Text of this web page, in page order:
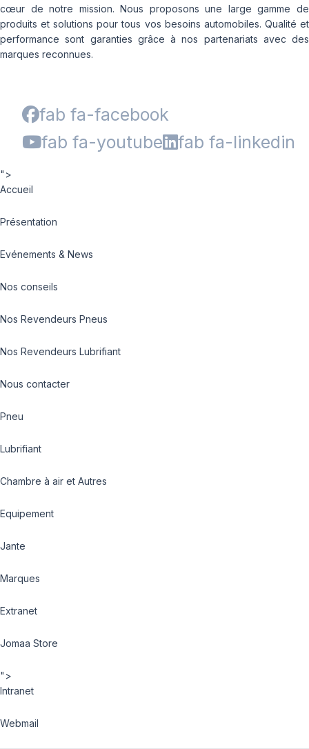
cœur de notre mission. Nous proposons une large gamme de
produits et solutions pour tous vos besoins automobiles. Qualité et
performance sont garanties grâce à nos partenariats avec des
marques reconnues.
fab fa-facebook
fab fa-youtube
fab fa-linkedin
">
Accueil
Présentation
Evénements & News
Nos conseils
Nos Revendeurs Pneus
Nos Revendeurs Lubrifiant
Nous contacter
Pneu
Lubrifiant
Chambre à air et Autres
Equipement
Jante
Marques
Extranet
Jomaa Store
">
Intranet
Webmail